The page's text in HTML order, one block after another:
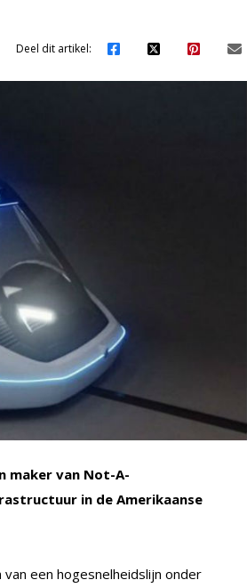
Deel dit artikel:
maker van Not-A-
in de Amerikaanse
een hogesnelheidslijn onder